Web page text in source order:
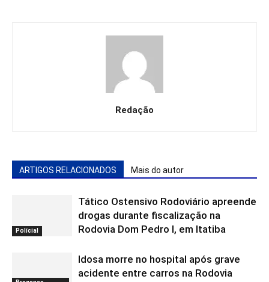
Redação
ARTIGOS RELACIONADOS Mais do autor
Polícial
Tático Ostensivo Rodoviário apreende
drogas durante fiscalização na
Rodovia Dom Pedro I, em Itatiba
Idosa morre no hospital após grave
acidente entre carros na Rodovia